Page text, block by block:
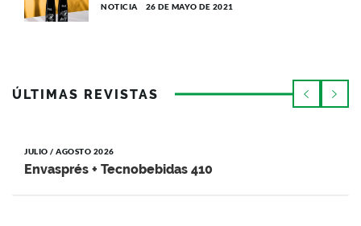
NOTICIA 26 DE MAYO DE 2021
ÚLTIMAS REVISTAS
JULIO / AGOSTO 2026
Envasprés + Tecnobebidas 410